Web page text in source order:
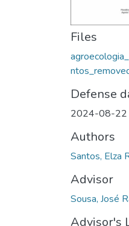
Files
Defense
2024-08-22
Authors
Santos, Elza
Advisor
Sousa, José
Advisor's